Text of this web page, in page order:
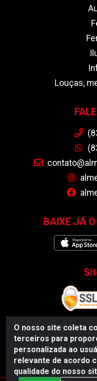
O nosso site coleta
terceiros para
personalizada ao
relevante de acordo
qualidade do nosso
Louças,
BAIXE JÁ
Almeida Distribuidor
Esperança/PB - CEP